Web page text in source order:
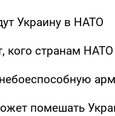
Украину в НАТО
кого странам
помешать